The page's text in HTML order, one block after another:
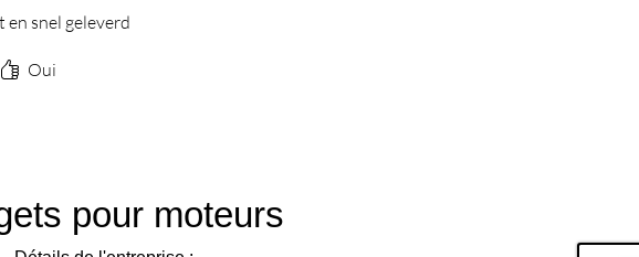
snel geleverd
Oui
pour moteurs